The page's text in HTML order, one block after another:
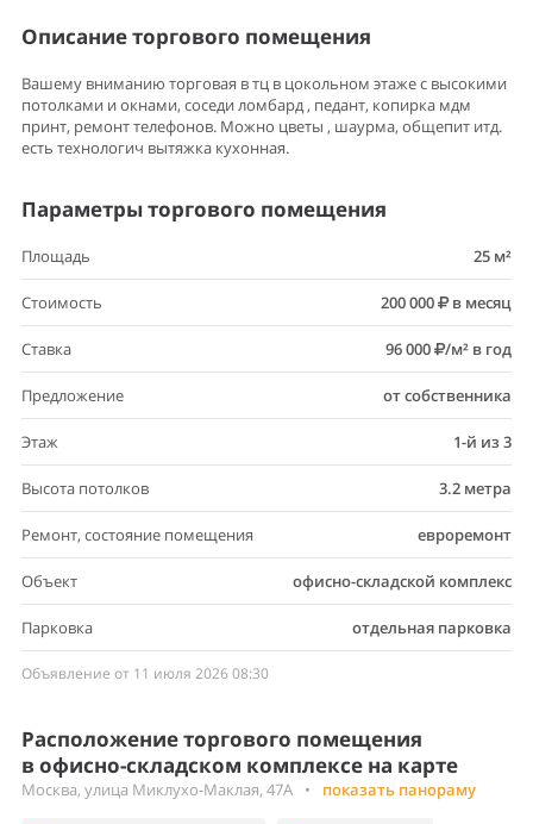
Описание торгового помещения
Вашему вниманию торговая в тц в цокольном этаже с высокими
потолками и окнами, соседи ломбард , педант, копирка мдм
принт, ремонт телефонов. Можно цветы , шаурма, общепит итд.
есть технологич вытяжка кухонная.
Параметры торгового помещения
Площадь 25 м²
Стоимость 200 000 в месяц
Ставка 96 000 /м² в год
Предложение от собственника
Этаж 1-й из 3
Высота потолков 3.2 метра
Ремонт, состояние помещения евроремонт
Объект офисно-складской комплекс
Парковка отдельная парковка
Объявление от 11 июля 2026 08:30
Расположение торгового помещения
в офисно-складском комплексе на карте
Москва, улица Миклухо-Маклая, 47А • показать панораму